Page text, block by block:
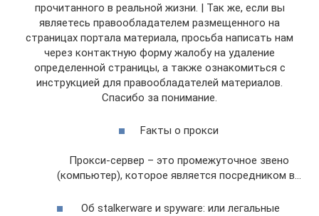
прочитанного в реальной жизни. | Так же, если вы
являетесь правообладателем размещенного на
страницах портала материала, просьба написать нам
через контактную форму жалобу на удаление
определенной страницы, а также ознакомиться с
инструкцией для правообладателей материалов.
Спасибо за понимание.
Fакты о прокси
Прокси-сервер – это промежуточное звено
(компьютер), которое является посредником в…
Об stalkerware и spyware: или легальные